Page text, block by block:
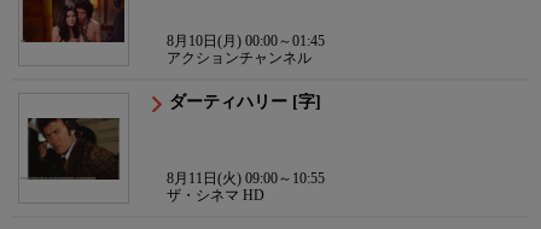
8月10日(月) 00:00～01:45
アクションチャンネル
ダーティハリー [字]
8月11日(火) 09:00～10:55
ザ・シネマ HD